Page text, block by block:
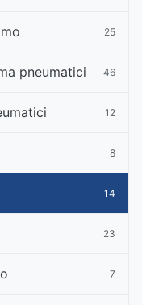
25
pneumatici 46
12
8
14
23
7